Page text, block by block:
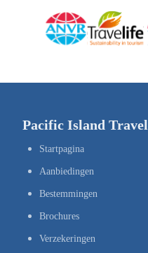
Pacific Island Travel
Startpagina
Aanbiedingen
Bestemmingen
Brochures
Verzekeringen